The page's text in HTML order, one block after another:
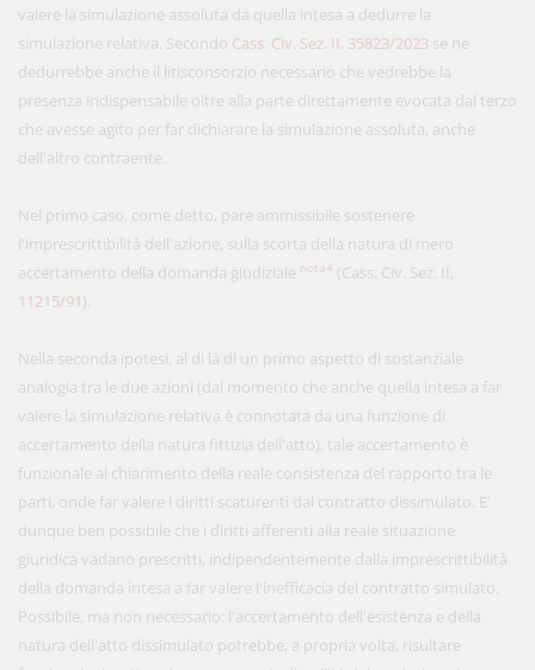
valere la simulazione assoluta da quella intesa a dedurre la
simulazione relativa. Secondo Cass. Civ. Sez. II, 35823/2023 se ne
dedurrebbe anche il litisconsorzio necessario che vedrebbe la
presenza indispensabile oltre alla parte direttamente evocata dal terzo
che avesse agito per far dichiarare la simulazione assoluta, anche
dell'altro contraente.
Nel primo caso, come detto, pare ammissibile sostenere
l'imprescrittibilità dell'azione, sulla scorta della natura di mero
accertamento della domanda giudiziale nota4 (Cass. Civ. Sez. II,
11215/91 ).
Nella seconda ipotesi, al di là di un primo aspetto di sostanziale
analogia tra le due azioni (dal momento che anche quella intesa a far
valere la simulazione relativa è connotata da una funzione di
accertamento della natura fittizia dell'atto), tale accertamento è
funzionale al chiarimento della reale consistenza del rapporto tra le
parti, onde far valere i diritti scaturenti dal contratto dissimulato. E'
dunque ben possibile che i diritti afferenti alla reale situazione
giuridica vadano prescritti, indipendentemente dalla imprescrittibilità
della domanda intesa a far valere l'inefficacia del contratto simulato.
Possibile, ma non necessario: l'accertamento dell'esistenza e della
natura dell'atto dissimulato potrebbe, a propria volta, risultare